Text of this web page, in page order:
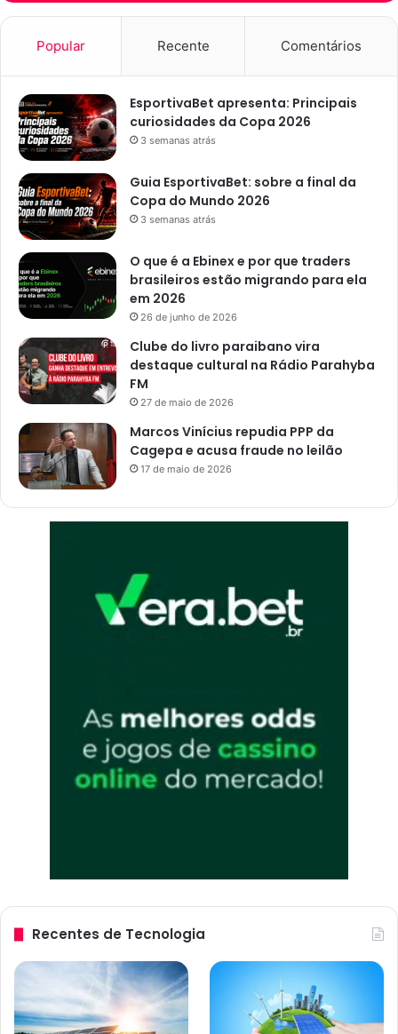
Popular Recente Comentários
EsportivaBet apresenta: Principais
curiosidades da Copa 2026
3 semanas atrás
Guia EsportivaBet: sobre a final da
Copa do Mundo 2026
3 semanas atrás
O que é a Ebinex e por que traders
brasileiros estão migrando para ela
em 2026
26 de junho de 2026
Clube do livro paraibano vira
destaque cultural na Rádio Parahyba
FM
27 de maio de 2026
Marcos Vinícius repudia PPP da
Cagepa e acusa fraude no leilão
17 de maio de 2026
Recentes de Tecnologia